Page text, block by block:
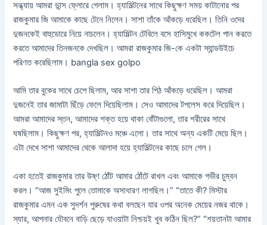
সন্ধ্যায় আমরা ডান্স ফ্লোরে গেলাম। হ্যামিল্টনের সাথে কিছুক্ষণ সময় কাটানোর পর
রাজকুমার জি আমাকে কাছে টেনে নিলেন। সাশা তাঁকে আঁকড়ে ধরেছিল। তিনি ওদের
দুজনকেই বাহুডোরে নিয়ে নাচলেন। হ্যামিল্টন টেবিলে বসে হাসিমুখে ককটেল পান করতে
করতে আমাদের তিনজনকে দেখছিল। আমরা রাজকুমার জি-কে একটা স্যান্ডউইচে
পরিণত করেছিলাম। bangla sex golpo
আমি তার বুকের সাথে চেপে ছিলাম, আর সাশা তার পিঠ আঁকড়ে ধরেছিল। আমরা
দুজনেই তার জামাটা ছিঁড়ে ফেলে দিয়েছিলাম। সেও আমাদের টপলেস করে দিয়েছিল।
আমরা আমাদের স্তন, আমাদের শক্ত হয়ে থাকা বোঁটাগুলো, তার শরীরের সাথে
ঘষছিলাম। কিছুক্ষণ পর, হ্যামিল্টনও মঞ্চে এলো। তার সাথে অন্য একটি মেয়ে ছিল।
এটা দেখে সাশা আমাদের থেকে আলাদা হয়ে হ্যামিল্টনের কাছে চলে গেল।
একা হতেই রাজকুমার তার উষ্ণ ঠোঁট আমার ঠোঁটে রাখল এবং আমাকে গভীর চুম্বন
করল। “আজ সুইমিং পুলে তোমাকে অসাধারণ লাগছিল।” “তাতে কী? মিস্টার
রাজকুমার এমন এক সুদর্শন পুরুষের কথা বলছেন যার ওপর অনেক মেয়ের নজর থাকে।
স্যার, আপনার যৌবনে বাড়ি ছেড়ে যাওয়াটা নিশ্চয়ই খুব কঠিন ছিল?” “শয়তানটা আমার